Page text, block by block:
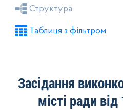
Засідання районної ради
Проекти рішень районної
Структура
Таблиця з фільтром
Засідання
місті ради